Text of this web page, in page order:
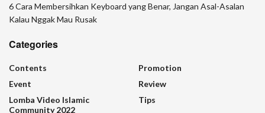
6 Cara Membersihkan Keyboard yang Benar, Jangan Asal-Asalan
Kalau Nggak Mau Rusak
Categories
Contents
Event
Lomba Video Islamic
Community 2022
Promotion
Review
Tips